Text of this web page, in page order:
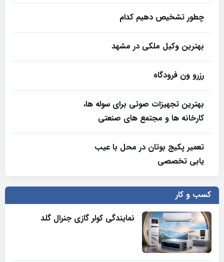
چطور تشخیص دهیم کدام
بهترین وکیل ملکی در مشهد
رزرو ون فرودگاه
بهترین تجهیزات صوتی برای سوله‌ ها،
کارخانه‌ ها و مجتمع‌ های صنعتی
تعمیر پکیج بوتان در محل با عیب
یابی تخصصی
کسب و کار
نمایندگی کولر گازی جنرال گلد